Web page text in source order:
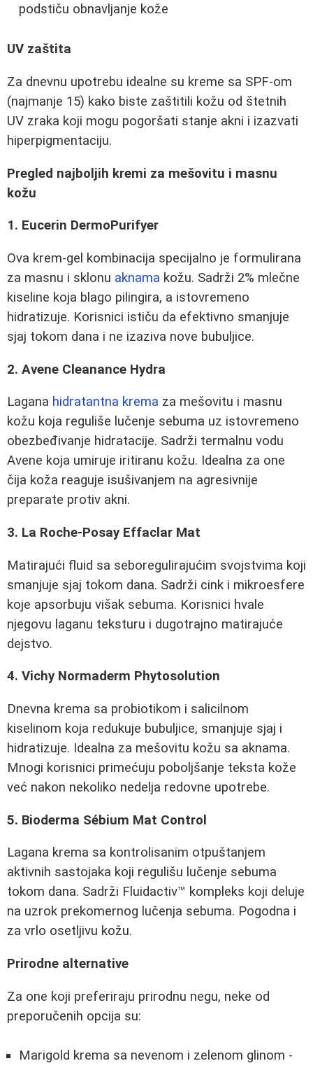
podstiču obnavljanje kože
UV zaštita
Za dnevnu upotrebu idealne su kreme sa SPF-om
(najmanje 15) kako biste zaštitili kožu od štetnih
UV zraka koji mogu pogoršati stanje akni i izazvati
hiperpigmentaciju.
Pregled najboljih kremi za mešovitu i masnu
kožu
1. Eucerin DermoPurifyer
Ova krem-gel kombinacija specijalno je formulirana
za masnu i sklonu aknama kožu. Sadrži 2% mlečne
kiseline koja blago pilingira, a istovremeno
hidratizuje. Korisnici ističu da efektivno smanjuje
sjaj tokom dana i ne izaziva nove bubuljice.
2. Avene Cleanance Hydra
Lagana hidratantna krema za mešovitu i masnu
kožu koja reguliše lučenje sebuma uz istovremeno
obezbeđivanje hidratacije. Sadrži termalnu vodu
Avene koja umiruje iritiranu kožu. Idealna za one
čija koža reaguje isušivanjem na agresivnije
preparate protiv akni.
3. La Roche-Posay Effaclar Mat
Matirajući fluid sa seboregulirajućim svojstvima koji
smanjuje sjaj tokom dana. Sadrži cink i mikroesfere
koje apsorbuju višak sebuma. Korisnici hvale
njegovu laganu teksturu i dugotrajno matirajuće
dejstvo.
4. Vichy Normaderm Phytosolution
Dnevna krema sa probiotikom i salicilnom
kiselinom koja redukuje bubuljice, smanjuje sjaj i
hidratizuje. Idealna za mešovitu kožu sa aknama.
Mnogi korisnici primećuju poboljšanje teksta kože
već nakon nekoliko nedelja redovne upotrebe.
5. Bioderma Sébium Mat Control
Lagana krema sa kontrolisanim otpuštanjem
aktivnih sastojaka koji regulišu lučenje sebuma
tokom dana. Sadrži Fluidactiv™ kompleks koji deluje
na uzrok prekomernog lučenja sebuma. Pogodna i
za vrlo osetljivu kožu.
Prirodne alternative
Za one koji preferiraju prirodnu negu, neke od
preporučenih opcija su:
Marigold krema sa nevenom i zelenom glinom -